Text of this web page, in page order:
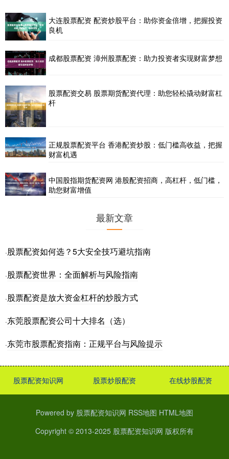
大连股票配资 配资炒股平台：助你资金倍增，把握投资
良机
成都股票配资 漳州股票配资：助力投资者实现财富梦想
股票配资交易 股票期货配资代理：助您轻松撬动财富杠
杆
正规股票配资平台 香港配资炒股：低门槛高收益，把握
财富机遇
中国股指期货配资网 港股配资招商，高杠杆，低门槛，
助您财富增值
最新文章
·股票配资如何选？5大安全技巧避坑指南
·股票配资世界：全面解析与风险指南
·股票配资是放大资金杠杆的炒股方式
·东莞股票配资公司十大排名（选）
·东莞市股票配资指南：正规平台与风险提示
股票配资知识网 股票炒股配资 在线炒股配资
Powered by 股票配资知识网 RSS地图 HTML地图
Copyright © 2013-2025 股票配资知识网 版权所有